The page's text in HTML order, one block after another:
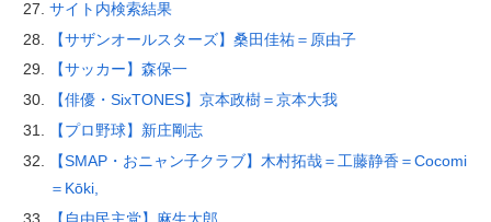
サイト内検索結果
【サザンオールスターズ】桑田佳祐＝原由子
【サッカー】森保一
【俳優・SixTONES】京本政樹＝京本大我
【プロ野球】新庄剛志
【SMAP・おニャン子クラブ】木村拓哉＝工藤静香＝Cocomi
＝Kōki,
【自由民主党】麻生太郎